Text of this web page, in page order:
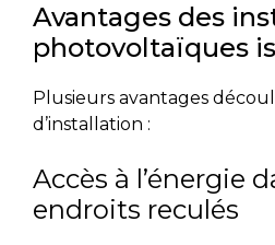
Avantages des
photovoltaïques
Plusieurs avantages
d’installation :
Accès à l’énergie
endroits reculés